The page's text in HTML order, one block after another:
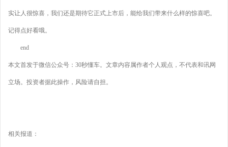
实让人很惊喜，我们还是期待它正式上市后，能给我们带来什么样的惊喜吧。
记得点好看哦。
end
本文首发于微信公众号：30秒懂车。文章内容属作者个人观点，不代表和讯网
立场。投资者据此操作，风险请自担。
相关报道：